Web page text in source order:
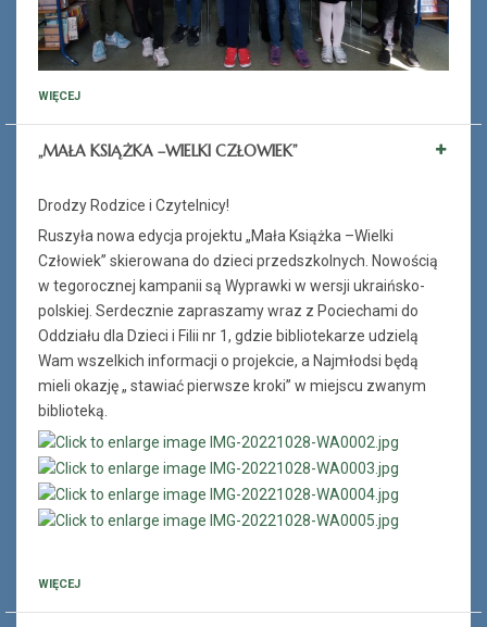
WIĘCEJ
„MAŁA KSIĄŻKA –WIELKI CZŁOWIEK”
Drodzy Rodzice i Czytelnicy!
Ruszyła nowa edycja projektu „Mała Książka –Wielki
Człowiek” skierowana do dzieci przedszkolnych. Nowością
w tegorocznej kampanii są Wyprawki w wersji ukraińsko-
polskiej. Serdecznie zapraszamy wraz z Pociechami do
Oddziału dla Dzieci i Filii nr 1, gdzie bibliotekarze udzielą
Wam wszelkich informacji o projekcie, a Najmłodsi będą
mieli okazję „ stawiać pierwsze kroki” w miejscu zwanym
biblioteką.
WIĘCEJ